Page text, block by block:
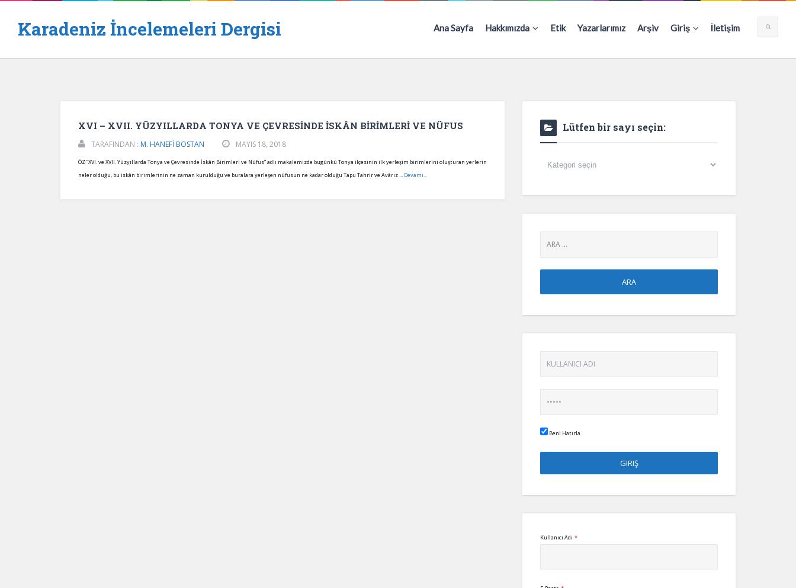
Karadeniz İncelemeleri Dergisi Ana Sayfa Hakkımızda Etik Yazarlarımız Arşiv Giriş İletişim
XVI – XVII. YÜZYILLARDA TONYA VE ÇEVRESİNDE İSKÂN BİRİMLERİ VE NÜFUS
TARAFINDAN : M. HANEFİ BOSTAN MAYIS 18, 2018
ÖZ “XVI. ve XVII. Yüzyıllarda Tonya ve Çevresinde İskân Birimleri ve Nüfus” adlı makalemizde bugünkü Tonya ilçesinin ilk yerleşim birimlerini oluşturan yerlerin
neler olduğu, bu iskân birimlerinin ne zaman kurulduğu ve buralara yerleşen nüfusun ne kadar olduğu Tapu Tahrir ve Avârız ... Devamı...
Lütfen bir sayı seçin:
Lütfen
Beni Hatırla
Kullanıcı Adı *